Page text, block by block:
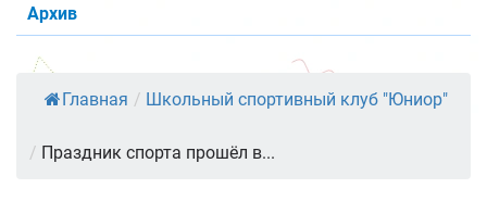
Архив
Главная / Школьный спортивный клуб "Юниор"
/ Праздник спорта прошёл в...